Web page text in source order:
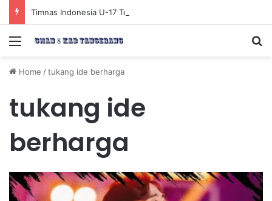
Menu
Home /tukang ide berharga
tukang ide
berharga